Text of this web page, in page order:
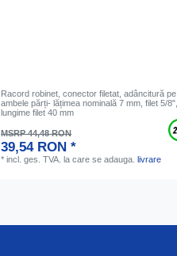
Racord robinet, conector filetat, adâncitură pe
ambele părți- lățimea nominală 7 mm, filet 5/8",
lungime filet 40 mm
MSRP 44,48 RON
39,54 RON *
*incl. ges. TVA. la care se adauga.livrare